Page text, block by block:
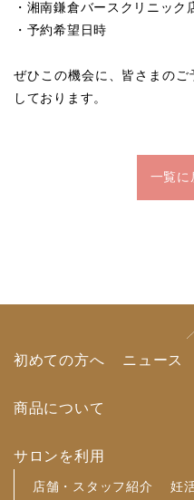
・湘南鎌倉バースクリニッ
・予約希望日時
ぜひこの機会に、皆さまの
しております。
一覧に
初めての方へ ニュース
商品について
サロンを利用
店舗・スタッフ紹介
妊